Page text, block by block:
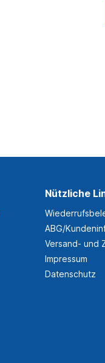
Nützliche
ABG/
Versand- und
Impressum
Datenschutz